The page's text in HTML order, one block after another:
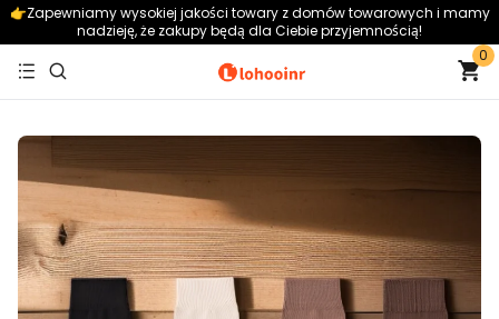
👉️Zapewniamy wysokiej jakości towary z domów towarowych i mamy
nadzieję, że zakupy będą dla Ciebie przyjemnością!
0